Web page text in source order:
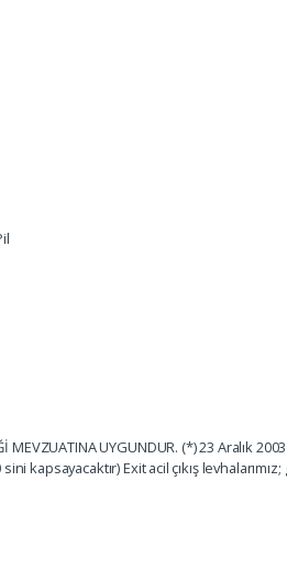
MEVZUATINA UYGUNDUR. (*) 23 Aralık
sini kapsayacaktır) Exit acil çıkış